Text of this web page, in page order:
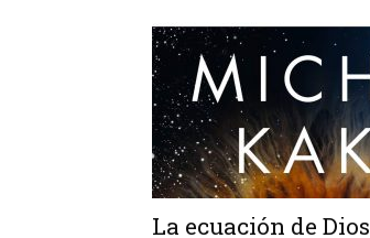
La ecuación de Dios